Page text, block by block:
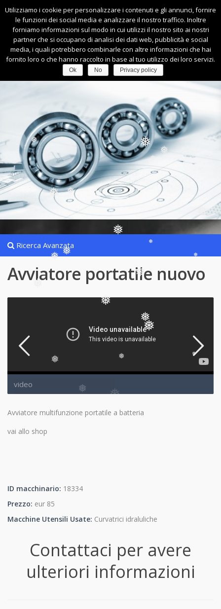
❅
❅
❅
❅
❅
❅
❅
❅
❅
❅
❅
❅ ❅
❅
❅
❅
❅ ❅
❅
❅
0445-540164| info@faccimacchineutensili.it
Ricerca Avanzata
Avviatore portatile nuovo
video
Avviatore multifunzione portatile a batteria
vai allo shop
ID macchinario: 18334
Prezzo: eur 85
Macchine Utensili Usate: Curvatrici idraluliche
Contattaci per avere
ulteriori informazioni
Utilizziamo i cookie per personalizzare i contenuti e gli annunci, fornire
le funzioni dei social media e analizzare il nostro traffico. Inoltre
forniamo informazioni sul modo in cui utilizzi il nostro sito ai nostri
partner che si occupano di analisi dei dati web, pubblicità e social
media, i quali potrebbero combinarle con altre informazioni che hai
fornito loro o che hanno raccolto in base al tuo utilizzo dei loro servizi.
Ok No Privacy policy